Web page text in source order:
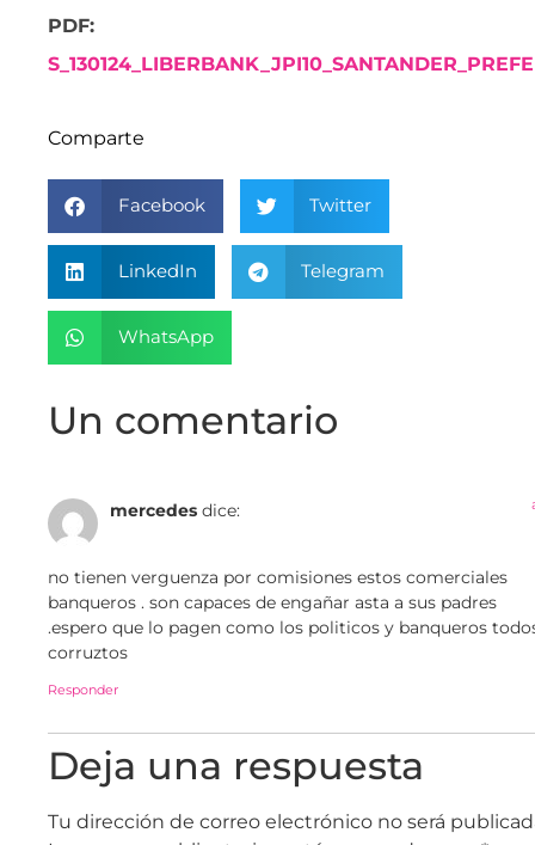
PDF:
Comparte
Facebook Twitter
LinkedIn Telegram
WhatsApp
Un comentario
mercedes dice:
no tienen verguenza por comisiones estos comerciales
banqueros . son capaces de engañar asta a sus padres
.espero que lo pagen como los politicos y banqueros
corruztos
Responder
Deja una respuesta
Tu dirección de correo electrónico no será